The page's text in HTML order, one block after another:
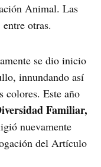
Animal. Las
otras.
se dio inicio
innundando así
colores. Este año
Familiar,
nuevamente
del Artículo